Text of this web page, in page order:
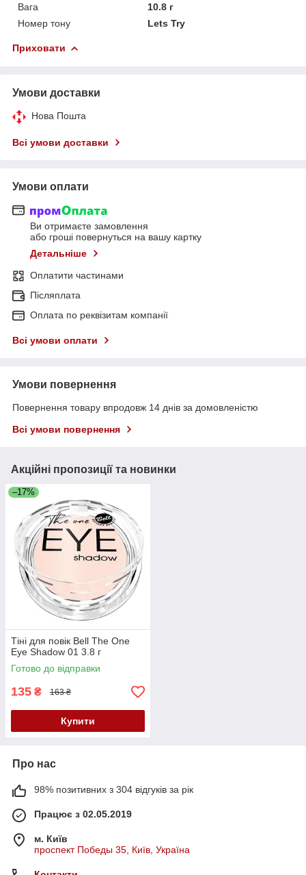
Вага
10.8 г
Номер тону
Lets Try
Приховати
Умови доставки
Нова Пошта
Всі умови доставки
Умови оплати
Ви отримаєте замовлення
або гроші повернуться на вашу картку
Детальніше
Оплатити частинами
Післяплата
Оплата по реквізитам компанії
Всі умови оплати
Умови повернення
Повернення товару впродовж 14 днів за домовленістю
Всі умови повернення
Акційні пропозиції та новинки
–17%
Тіні для повік Bell The One
Eye Shadow 01 3.8 г
Готово до відправки
135 ₴ 163 ₴
Купити
Про нас
98% позитивних з 304 відгуків за рік
Працює з 02.05.2019
м. Київ
проспект Победы 35, Київ, Україна